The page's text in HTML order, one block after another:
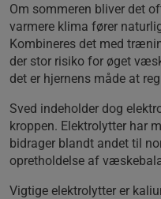
Om sommeren bliver det
varmere klima fører
Kombineres det med
der stor risiko for øget
det er hjernens måde at
Sved indeholder dog
kroppen. Elektrolytter har
bidrager blandt andet til
opretholdelse af
Vigtige elektrolytter er